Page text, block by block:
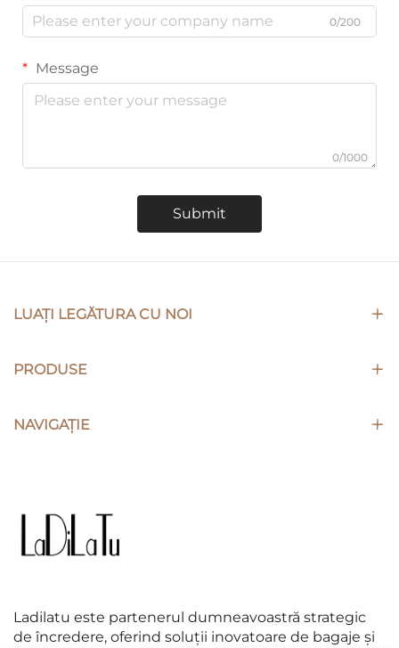
0/200
Message
0/1000
Submit
LUAȚI LEGĂTURA CU NOI
PRODUSE
NAVIGAȚIE
Ladilatu este partenerul dumneavoastră strategic
de încredere, oferind soluții inovatoare de bagaje și